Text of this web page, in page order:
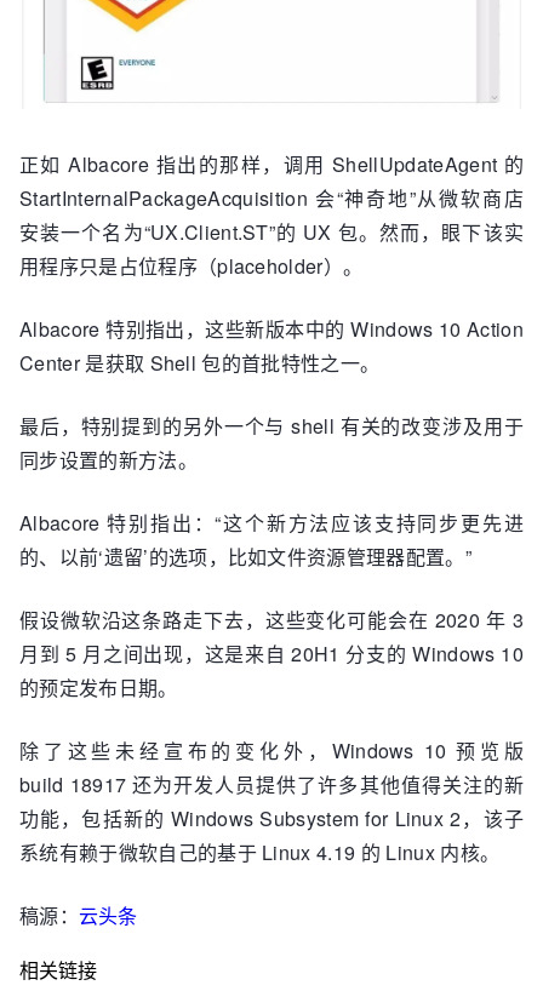
正如 Albacore 指出的那样，调用 ShellUpdateAgent 的
StartInternalPackageAcquisition 会“神奇地”从微软商店
安装一个名为“UX.Client.ST”的 UX 包。然而，眼下该实
用程序只是占位程序（placeholder）。
Albacore 特别指出，这些新版本中的 Windows 10 Action
Center 是获取 Shell 包的首批特性之一。
最后，特别提到的另外一个与 shell 有关的改变涉及用于
同步设置的新方法。
Albacore 特别指出：“这个新方法应该支持同步更先进
的、以前‘遗留’的选项，比如文件资源管理器配置。”
假设微软沿这条路走下去，这些变化可能会在 2020 年 3
月到 5 月之间出现，这是来自 20H1 分支的 Windows 10
的预定发布日期。
除了这些未经宣布的变化外，Windows 10 预览版
build 18917 还为开发人员提供了许多其他值得关注的新
功能，包括新的 Windows Subsystem for Linux 2，该子
系统有赖于微软自己的基于 Linux 4.19 的 Linux 内核。
稿源： 云头条
相关链接